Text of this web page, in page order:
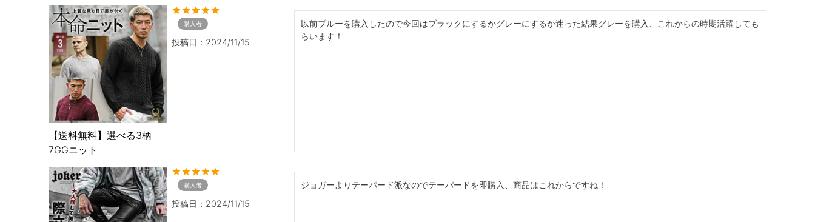
【送料無料】選べる3柄
7GGニット
購入者
投稿日 2024/11/15
以前ブルーを購入したので今回はブラックにするかグレーにするか迷った結果グレーを購入、これからの時期活躍しても
らいます！
購入者
投稿日 2024/11/15
ジョガーよりテーパード派なのでテーパードを即購入、商品はこれからですね！